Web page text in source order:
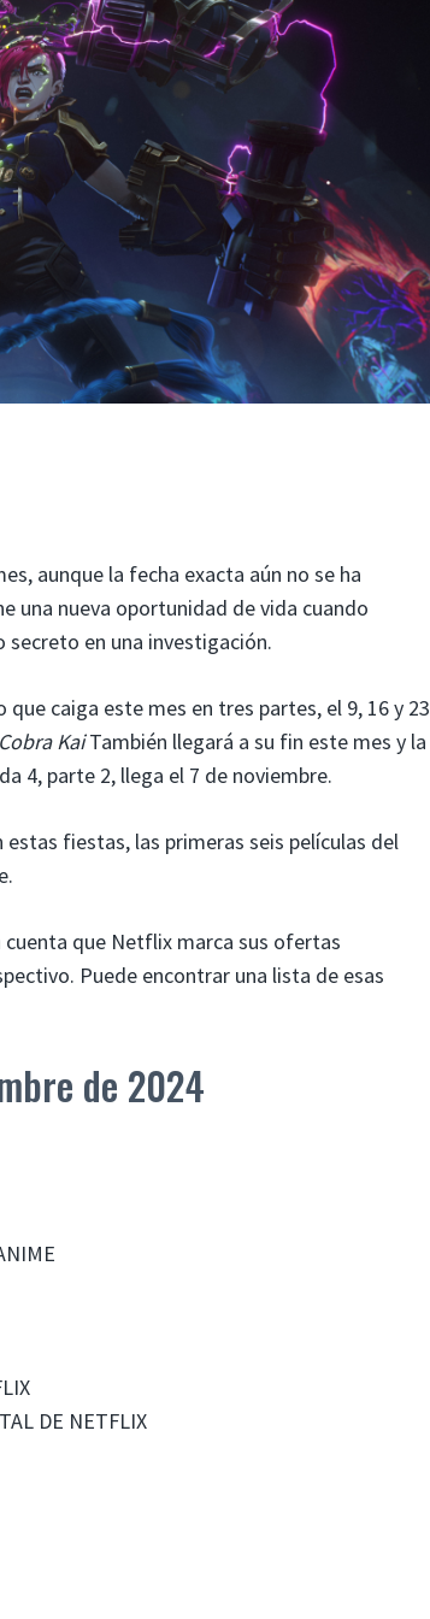
aunque la fecha exacta aún no se ha
una nueva oportunidad de vida cuando
en una investigación.
caiga este mes en tres partes, el 9, 16 y 23
Cobra KaiTambién llegará a su fin este mes y la
4, parte 2, llega el 7 de noviembre.
fiestas, las primeras seis películas del
que Netflix marca sus ofertas
Puede encontrar una lista de esas
de 2024
DE NETFLIX